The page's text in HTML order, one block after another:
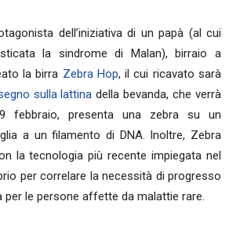
dell’iniziativa di un papà (al cui
la sindrome di Malan), birraio a
la birra Zebra Hop, il cui ricavato sarà
sulla lattina della bevanda, che verrà
febbraio, presenta una zebra su un
a un filamento di DNA. Inoltre, Zebra
la tecnologia più recente impiegata nel
per correlare la necessità di progresso
per le persone affette da malattie rare.